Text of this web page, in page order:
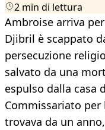
2 min di lettura
Ambroise arriva
Djibril è scappato
persecuzione
salvato da una
espulso dalla casa
Commissariato
trovava da un